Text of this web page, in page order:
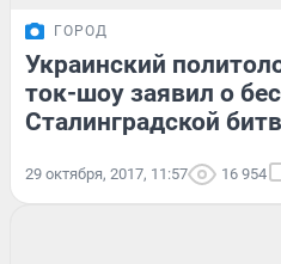
ГОРОД
Украинский
ток-шоу заявил о
Сталинградской
29 октября, 2017, 11:57 16 954